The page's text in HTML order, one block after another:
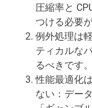
圧縮率と
つける必要
例外処理は
ティカルな
るべきです。
性能最適化
ない：デー